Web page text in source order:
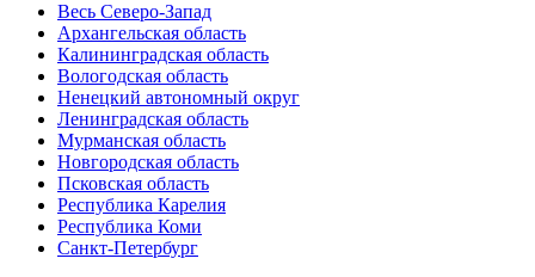
Весь Северо-Запад
Архангельская область
Калининградская область
Вологодская область
Ненецкий автономный округ
Ленинградская область
Мурманская область
Новгородская область
Псковская область
Республика Карелия
Республика Коми
Санкт-Петербург